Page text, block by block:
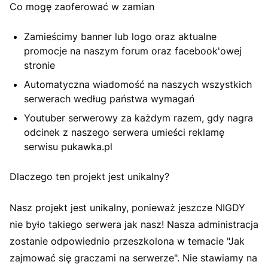
Co mogę zaoferować w zamian
Zamieścimy banner lub logo oraz aktualne
promocje na naszym forum oraz facebook'owej
stronie
Automatyczna wiadomość na naszych wszystkich
serwerach według państwa wymagań
Youtuber serwerowy za każdym razem, gdy nagra
odcinek z naszego serwera umieści reklamę
serwisu pukawka.pl
Dlaczego ten projekt jest unikalny?
Nasz projekt jest unikalny, ponieważ jeszcze NIGDY
nie było takiego serwera jak nasz! Nasza administracja
zostanie odpowiednio przeszkolona w temacie "Jak
zajmować się graczami na serwerze". Nie stawiamy na